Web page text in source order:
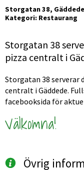
Storgatan 38,
Kategori: Restaurang
Storgatan 38
pizza centralt i
Storgatan 38 serverar
centralt i Gäddede.
facebooksida för
Välkomna!
Övrig